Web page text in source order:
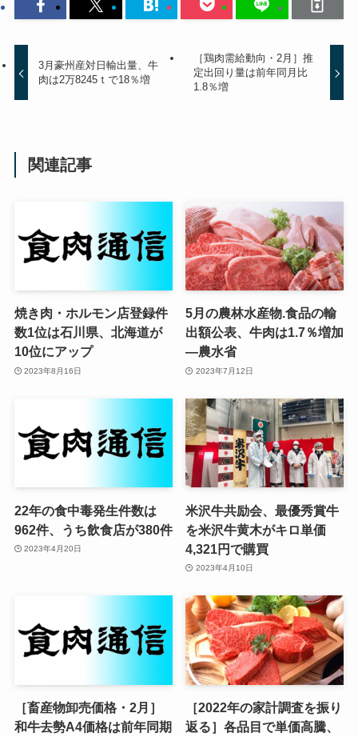
3月豪州産対日輸出量、牛
肉は2万8245ｔで18％増
［鶏肉需給動向・2月］推
定出回り量は前年同月比
1.8％増
関連記事
焼き肉・ホルモン店登録件
数1位は石川県、北海道が
10位にアップ
2023年8月16日
5月の農林水産物.食品の輸
出額公表、牛肉は1.7％増加
—農水省
2023年7月12日
22年の食中毒発生件数は
962件、うち飲食店が380件
2023年4月20日
米沢牛共励会、最優秀賞牛
を米沢牛黄木がキロ単価
4,321円で購買
2023年4月10日
［畜産物卸売価格・2月］
和牛去勢A4価格は前年同期
［2022年の家計調査を振り
返る］各品目で単価高騰、